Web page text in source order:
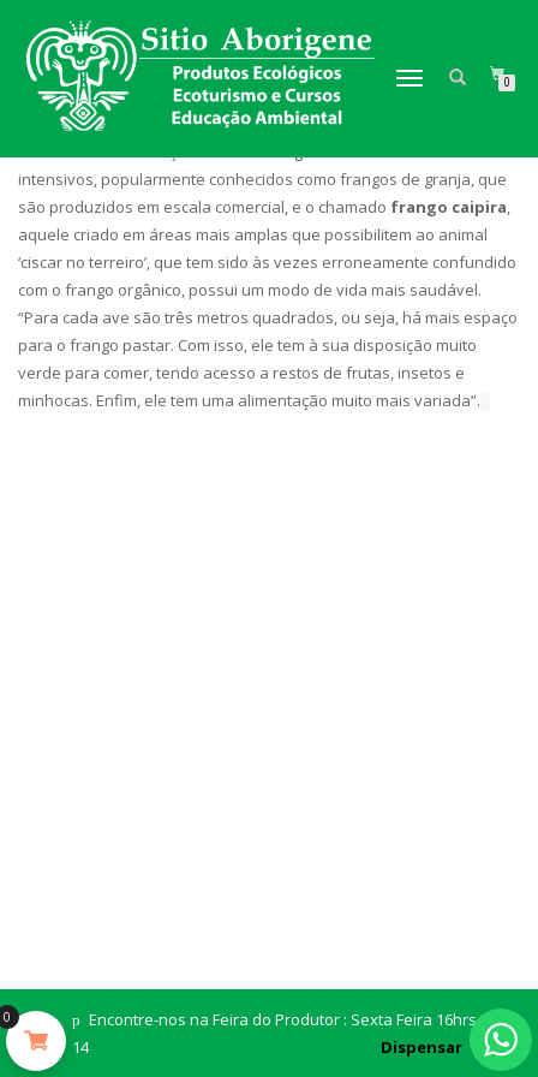
TOGGLE NAVIGATION
0
intensivos, popularmente conhecidos como frangos de granja, que
são produzidos em escala comercial, e o chamado frango caipira,
aquele criado em áreas mais amplas que possibilitem ao animal
‘ciscar no terreiro’, que tem sido às vezes erroneamente confundido
com o frango orgânico, possui um modo de vida mais saudável.
“Para cada ave são três metros quadrados, ou seja, há mais espaço
para o frango pastar. Com isso, ele tem à sua disposição muito
verde para comer, tendo acesso a restos de frutas, insetos e
minhocas. Enfim, ele tem uma alimentação muito mais variada”.
SITIO ABORIGENE
Encontre-nos na Feira do Produtor : Sexta Feira 16hrs Sala
14
Dispensar
0